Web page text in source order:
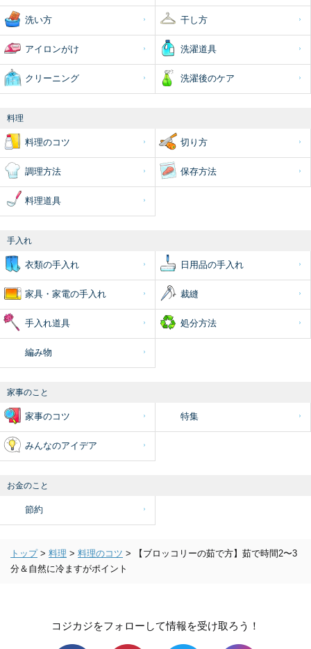
洗い方 干し方
アイロンがけ 洗濯道具
クリーニング 洗濯後のケア
料理
料理のコツ 切り方
調理方法 保存方法
料理道具
手入れ
衣類の手入れ 日用品の手入れ
家具・家電の手入れ 裁縫
手入れ道具 処分方法
編み物
家事のこと
家事のコツ 特集
みんなのアイデア
お金のこと
節約
トップ > 料理 > 料理のコツ >
【ブロッコリーの茹で方】茹で時間2〜3
分＆自然に冷ますがポイント
コジカジをフォローして情報を受け取ろう！